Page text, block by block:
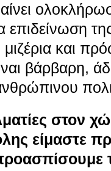
και
βάρβαρη,
στον
είμαστε